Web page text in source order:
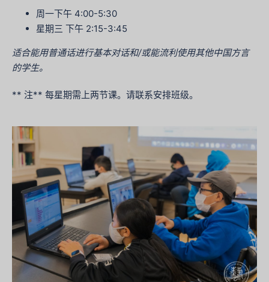
周一下午 4:00-5:30
星期三 下午 2:15-3:45
适合能用普通话进行基本对话和/或能流利使用其他中国方言
的学生。
** 注** 每星期需上两节课。请联系安排班级。